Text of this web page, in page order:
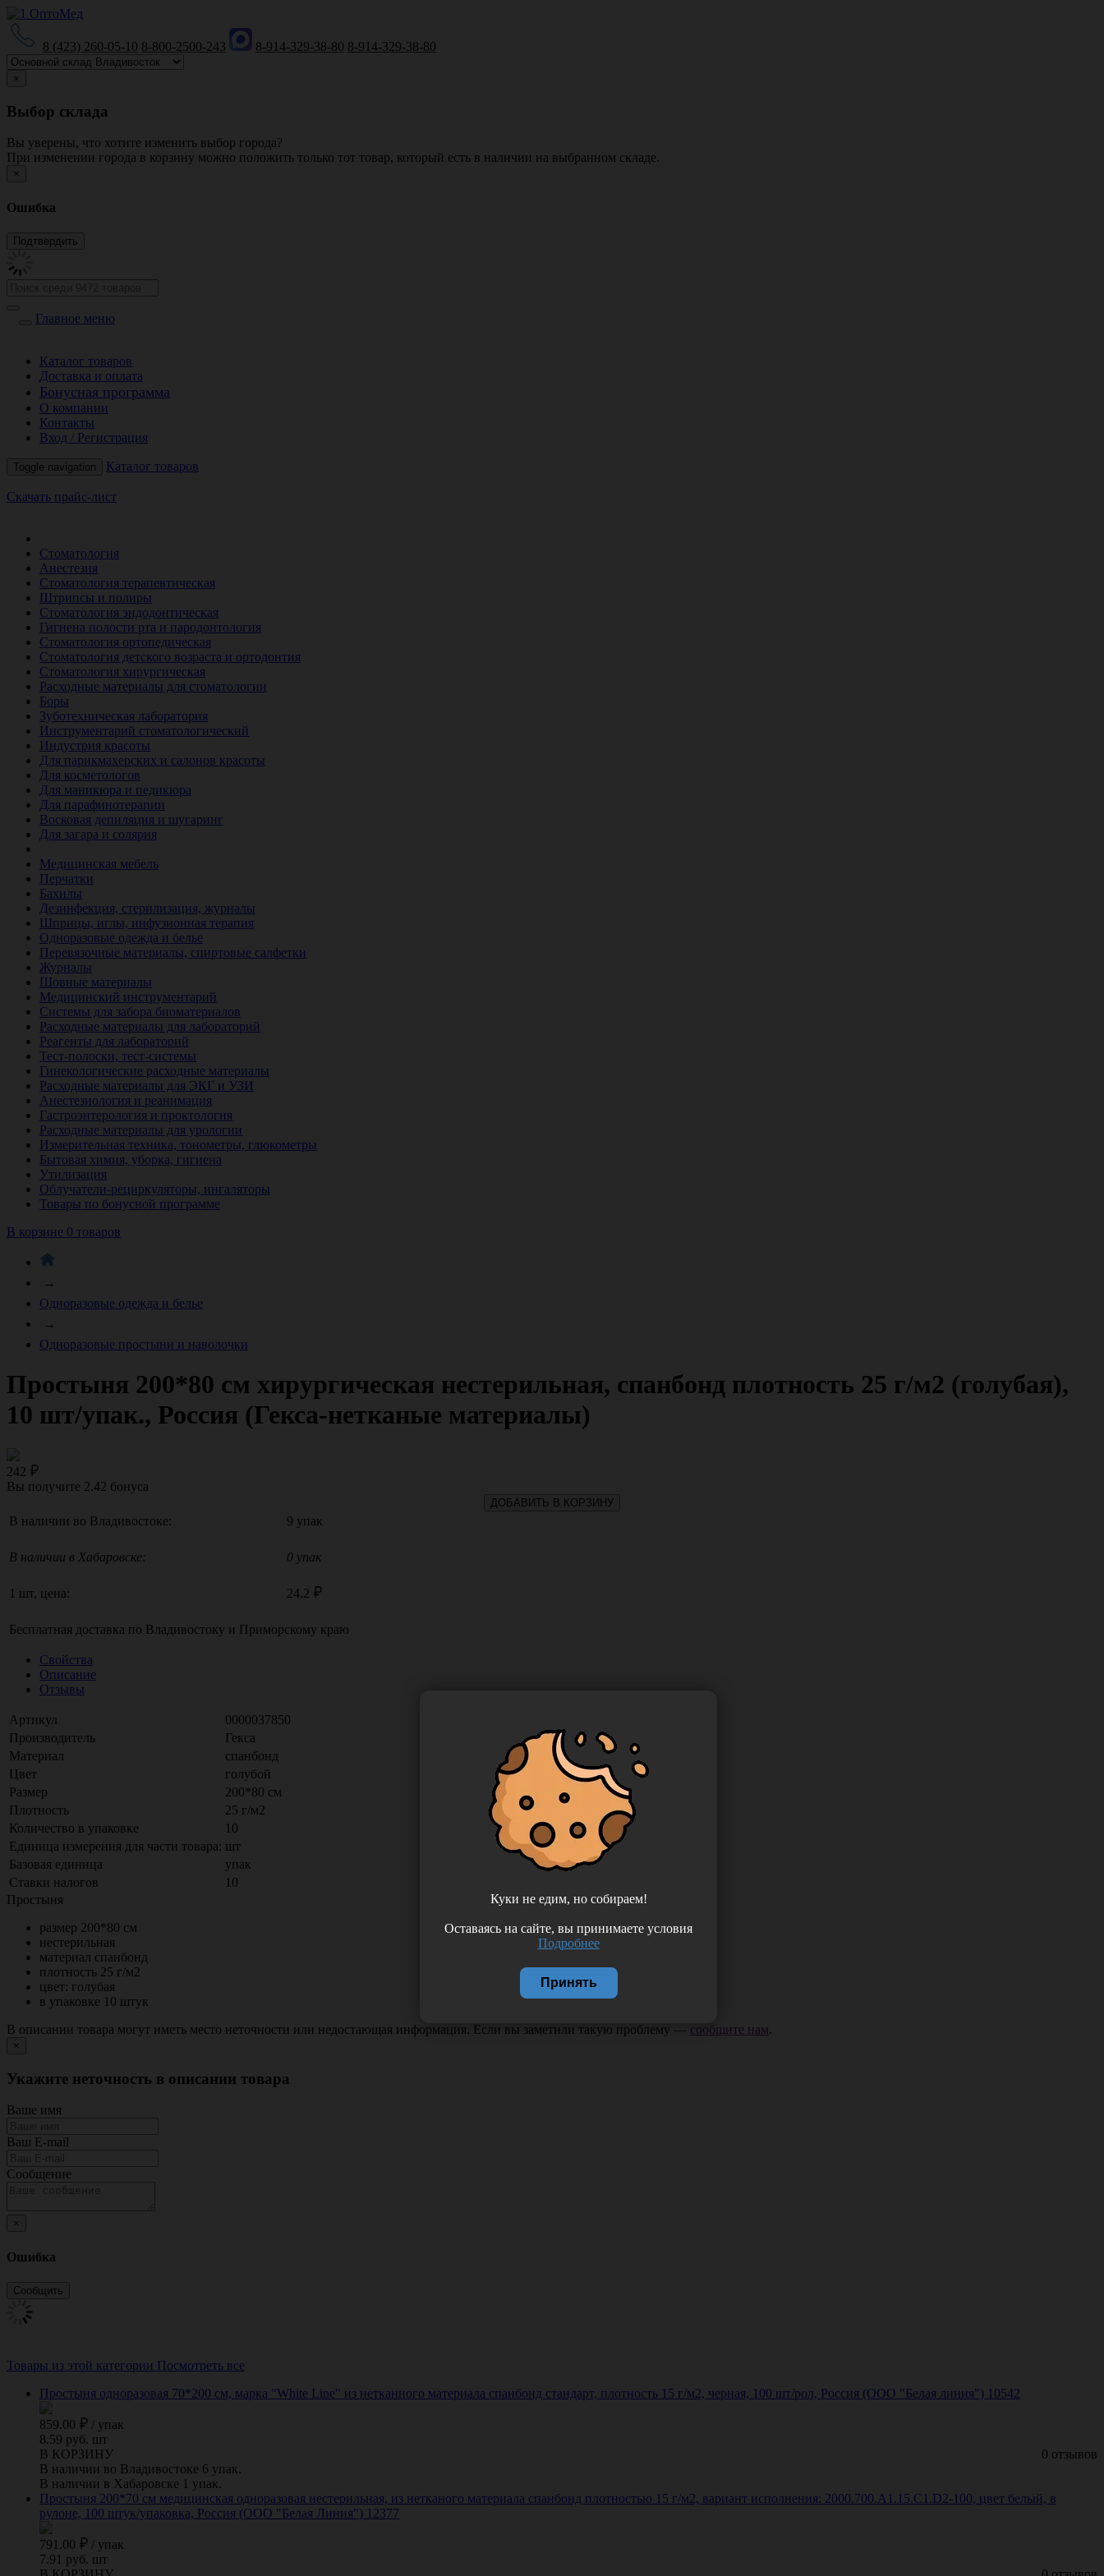
8 (423) 260-05-10 8-800-2500-243 8-914-329-38-80 8-914-329-38-80
×
Выбор склада
Вы уверены, что хотите изменить выбор города?
При изменении города в корзину можно положить только тот товар, который есть в наличии на выбранном складе.
×
Ошибка
Главное меню
Каталог товаров
Доставка и оплата
Бонусная программа
О компании
Контакты
Вход / Регистрация
Toggle navigation Каталог товаров
Скачать прайс-лист
Стоматология
Анестезия
Стоматология терапевтическая
Штрипсы и полиры
Стоматология эндодонтическая
Гигиена полости рта и пародонтология
Стоматология ортопедическая
Стоматология детского возраста и ортодонтия
Стоматология хирургическая
Расходные материалы для стоматологии
Боры
Зуботехническая лаборатория
Инструментарий стоматологический
Индустрия красоты
Для парикмахерских и салонов красоты
Для косметологов
Для маникюра и педикюра
Для парафинотерапии
Восковая депиляция и шугаринг
Для загара и солярия
Медицинская мебель
Перчатки
Бахилы
Дезинфекция, стерилизация, журналы
Шприцы, иглы, инфузионная терапия
Одноразовые одежда и белье
Перевязочные материалы, спиртовые салфетки
Журналы
Шовные материалы
Медицинский инструментарий
Системы для забора биоматериалов
Расходные материалы для лабораторий
Реагенты для лабораторий
Тест-полоски, тест-системы
Гинекологические расходные материалы
Расходные материалы для ЭКГ и УЗИ
Анестезиология и реанимация
Гастроэнтерология и проктология
Расходные материалы для урологии
Измерительная техника, тонометры, глюкометры
Бытовая химия, уборка, гигиена
Утилизация
Облучатели-рециркуляторы, ингаляторы
Товары по бонусной программе
В корзине 0 товаров
→
Одноразовые одежда и белье
→
Одноразовые простыни и наволочки
Простыня 200*80 см хирургическая нестерильная, спанбонд плотность 25 г/м2 (голубая),
10 шт/упак., Россия (Гекса-нетканые материалы)
242
Вы получите 2.42 бонуса
ДОБАВИТЬ В КОРЗИНУ
В наличии во Владивостоке: 9 упак
В наличии в Хабаровске: 0 упак
1 шт, цена: 24.2
Бесплатная доставка по Владивостоку и Приморскому краю
Свойства
Описание
Отзывы
Артикул
0000037850
Производитель
Гекса
Материал
спанбонд
Цвет
голубой
Размер
200*80 см
Плотность
25 г/м2
Количество в упаковке
10
Единица измерения для части товара: шт
Базовая единица
упак
Ставки налогов
10
Простыня
размер 200*80 см
нестерильная
материал спанбонд
плотность 25 г/м2
цвет: голубая
в упаковке 10 штук
В описании товара могут иметь место неточности или недостающая информация. Если вы заметили такую проблему — сообщите нам.
×
Укажите неточность в описании товара
Ваше имя
Ваш E-mail
Сообщение
×
Ошибка
Товары из этой категории Посмотреть все
Простыня одноразовая 70*200 см, марка "White Line" из нетканного материала спанбонд стандарт, плотность 15 г/м2, черная, 100 шт/рол, Россия (ООО "Белая линия") 10542
859.00 / упак
8.59 руб. шт
0 отзывов
В КОРЗИНУ
В наличии во Владивостоке 6 упак.
В наличии в Хабаровске 1 упак.
Простыня 200*70 см медицинская одноразовая нестерильная, из нетканого материала спанбонд плотностью 15 г/м2, вариант исполнения: 2000.700.A1.15.C1.D2-100, цвет белый, в
рулоне, 100 штук/упаковка, Россия (ООО "Белая Линия") 12377
791.00 / упак
7.91 руб. шт
Куки не едим, но собираем!
Оставаясь на сайте, вы принимаете условия
Подробнее
Принять